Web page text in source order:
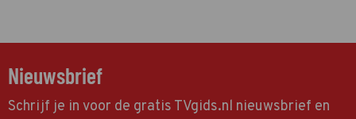
Nieuwsbrief
Schrijf je in voor de gratis TVgids.nl nieuwsbrief en